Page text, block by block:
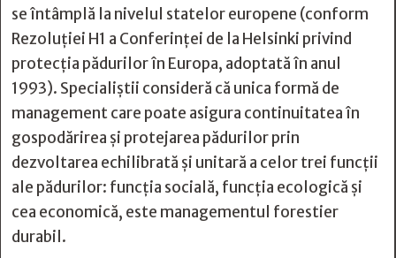
se întâmplă la nivelul statelor europene (conform
Rezoluţiei H1 a Conferinţei de la Helsinki privind
protecţia pădurilor în Europa, adoptată în anul
1993). Specialiştii consideră că unica formă de
management care poate asigura continuitatea în
gospodărirea şi protejarea pădurilor prin
dezvoltarea echilibrată şi unitară a celor trei funcţii
ale pădurilor: funcţia socială, funcţia ecologică şi
cea economică, este managementul forestier
durabil.